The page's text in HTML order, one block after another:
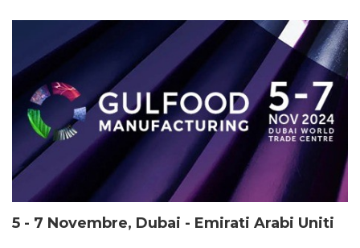
5 - 7 Novembre, Dubai - Emirati Arabi Uniti